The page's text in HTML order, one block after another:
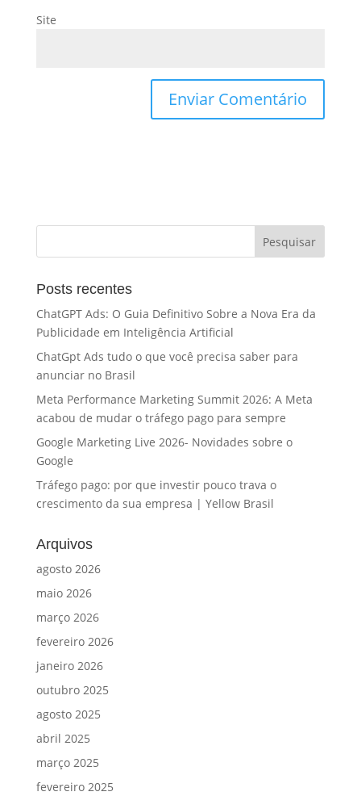
Site
Posts recentes
ChatGPT Ads: O Guia Definitivo Sobre a Nova Era da
Publicidade em Inteligência Artificial
ChatGpt Ads tudo o que você precisa saber para
anunciar no Brasil
Meta Performance Marketing Summit 2026: A Meta
acabou de mudar o tráfego pago para sempre
Google Marketing Live 2026- Novidades sobre o
Google
Tráfego pago: por que investir pouco trava o
crescimento da sua empresa | Yellow Brasil
Arquivos
agosto 2026
maio 2026
março 2026
fevereiro 2026
janeiro 2026
outubro 2025
agosto 2025
abril 2025
março 2025
fevereiro 2025